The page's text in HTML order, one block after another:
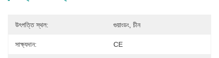
উৎপত্তি স্থল: গুয়াংডং, চীন
সাক্ষ্যদান: CE